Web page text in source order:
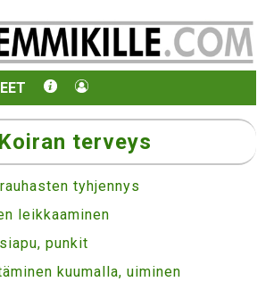
Koiran terveys
tyhjennys
leikkaaminen
punkit
kuumalla, uiminen